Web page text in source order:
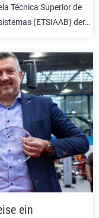
Técnica Superior de
(ETSIAAB) der…
ein